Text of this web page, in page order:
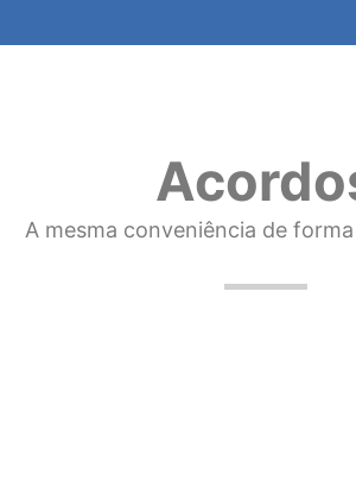
A mesma conveniência de